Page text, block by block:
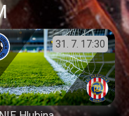
31. 7. 17:30